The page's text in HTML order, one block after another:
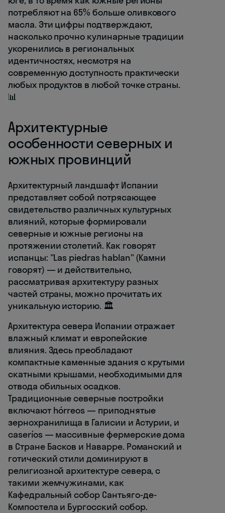
потребляют на 65% больше оливкового
масла. Эти цифры подтверждают,
насколько прочно кулинарные традиции
укоренились в региональных
идентичностях, несмотря на
современную доступность практически
любых продуктов в любой точке страны.
📊
Архитектурные
особенности северных и
южных провинций
Архитектурный ландшафт Испании
представляет собой потрясающее
свидетельство различных культурных
влияний, которые формировали
северные и южные регионы на
протяжении столетий. Как говорят
испанцы: "Las piedras hablan" (Камни
говорят) — и действительно,
рассматривая архитектуру разных
частей страны, можно прочитать их
уникальную историю. 🏛️
Архитектура севера Испании отражает
влажный климат и европейские
влияния. Здесь преобладают
компактные каменные здания с крутыми
скатными крышами, необходимыми для
отвода обильных осадков.
Традиционные северные постройки
включают hórreos — приподнятые
зернохранилища в Галисии и Астурии, и
caseríos — массивные фермерские дома
в Стране Басков и Наварре. Романский и
готический стили доминируют в
религиозной архитектуре севера, с
такими жемчужинами, как
Кафедральный собор Сантьяго-де-
Компостела и Бургосский собор.